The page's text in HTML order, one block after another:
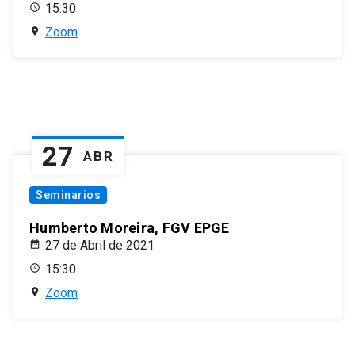
15:30
Zoom
27 ABR
Seminarios
Humberto Moreira, FGV EPGE
27 de Abril de 2021
15:30
Zoom